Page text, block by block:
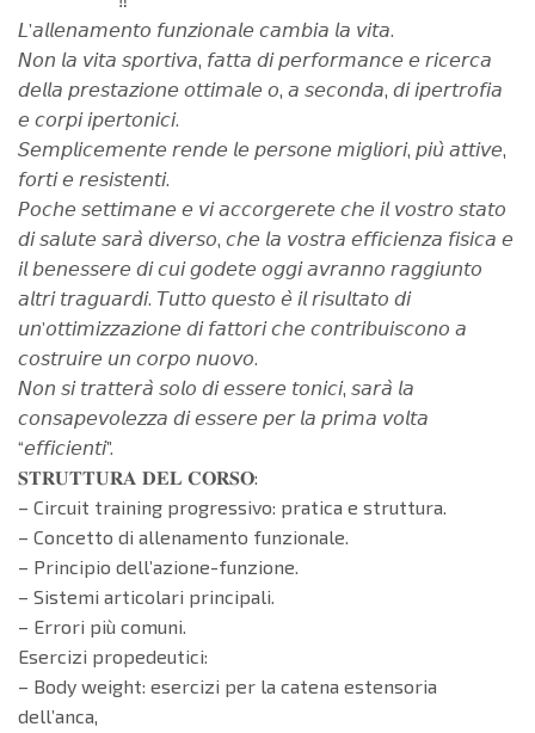
𝘓’𝘢𝘭𝘭𝘦𝘯𝘢𝘮𝘦𝘯𝘵𝘰 𝘧𝘶𝘯𝘻𝘪𝘰𝘯𝘢𝘭𝘦 𝘤𝘢𝘮𝘣𝘪𝘢 𝘭𝘢 𝘷𝘪𝘵𝘢.
𝘕𝘰𝘯 𝘭𝘢 𝘷𝘪𝘵𝘢 𝘴𝘱𝘰𝘳𝘵𝘪𝘷𝘢, 𝘧𝘢𝘵𝘵𝘢 𝘥𝘪 𝘱𝘦𝘳𝘧𝘰𝘳𝘮𝘢𝘯𝘤𝘦 𝘦 𝘳𝘪𝘤𝘦𝘳𝘤𝘢
𝘥𝘦𝘭𝘭𝘢 𝘱𝘳𝘦𝘴𝘵𝘢𝘻𝘪𝘰𝘯𝘦 𝘰𝘵𝘵𝘪𝘮𝘢𝘭𝘦 𝘰, 𝘢 𝘴𝘦𝘤𝘰𝘯𝘥𝘢, 𝘥𝘪 𝘪𝘱𝘦𝘳𝘵𝘳𝘰𝘧𝘪𝘢
𝘦 𝘤𝘰𝘳𝘱𝘪 𝘪𝘱𝘦𝘳𝘵𝘰𝘯𝘪𝘤𝘪.
𝘚𝘦𝘮𝘱𝘭𝘪𝘤𝘦𝘮𝘦𝘯𝘵𝘦 𝘳𝘦𝘯𝘥𝘦 𝘭𝘦 𝘱𝘦𝘳𝘴𝘰𝘯𝘦 𝘮𝘪𝘨𝘭𝘪𝘰𝘳𝘪, 𝘱𝘪𝘶̀ 𝘢𝘵𝘵𝘪𝘷𝘦,
𝘧𝘰𝘳𝘵𝘪 𝘦 𝘳𝘦𝘴𝘪𝘴𝘵𝘦𝘯𝘵𝘪.
𝘗𝘰𝘤𝘩𝘦 𝘴𝘦𝘵𝘵𝘪𝘮𝘢𝘯𝘦 𝘦 𝘷𝘪 𝘢𝘤𝘤𝘰𝘳𝘨𝘦𝘳𝘦𝘵𝘦 𝘤𝘩𝘦 𝘪𝘭 𝘷𝘰𝘴𝘵𝘳𝘰 𝘴𝘵𝘢𝘵𝘰
𝘥𝘪 𝘴𝘢𝘭𝘶𝘵𝘦 𝘴𝘢𝘳𝘢̀ 𝘥𝘪𝘷𝘦𝘳𝘴𝘰, 𝘤𝘩𝘦 𝘭𝘢 𝘷𝘰𝘴𝘵𝘳𝘢 𝘦𝘧𝘧𝘪𝘤𝘪𝘦𝘯𝘻𝘢 𝘧𝘪𝘴𝘪𝘤𝘢 𝘦
𝘪𝘭 𝘣𝘦𝘯𝘦𝘴𝘴𝘦𝘳𝘦 𝘥𝘪 𝘤𝘶𝘪 𝘨𝘰𝘥𝘦𝘵𝘦 𝘰𝘨𝘨𝘪 𝘢𝘷𝘳𝘢𝘯𝘯𝘰 𝘳𝘢𝘨𝘨𝘪𝘶𝘯𝘵𝘰
𝘢𝘭𝘵𝘳𝘪 𝘵𝘳𝘢𝘨𝘶𝘢𝘳𝘥𝘪. 𝘛𝘶𝘵𝘵𝘰 𝘲𝘶𝘦𝘴𝘵𝘰 𝘦̀ 𝘪𝘭 𝘳𝘪𝘴𝘶𝘭𝘵𝘢𝘵𝘰 𝘥𝘪
𝘶𝘯’𝘰𝘵𝘵𝘪𝘮𝘪𝘻𝘻𝘢𝘻𝘪𝘰𝘯𝘦 𝘥𝘪 𝘧𝘢𝘵𝘵𝘰𝘳𝘪 𝘤𝘩𝘦 𝘤𝘰𝘯𝘵𝘳𝘪𝘣𝘶𝘪𝘴𝘤𝘰𝘯𝘰 𝘢
𝘤𝘰𝘴𝘵𝘳𝘶𝘪𝘳𝘦 𝘶𝘯 𝘤𝘰𝘳𝘱𝘰 𝘯𝘶𝘰𝘷𝘰.
𝘕𝘰𝘯 𝘴𝘪 𝘵𝘳𝘢𝘵𝘵𝘦𝘳𝘢̀ 𝘴𝘰𝘭𝘰 𝘥𝘪 𝘦𝘴𝘴𝘦𝘳𝘦 𝘵𝘰𝘯𝘪𝘤𝘪, 𝘴𝘢𝘳𝘢̀ 𝘭𝘢
𝘤𝘰𝘯𝘴𝘢𝘱𝘦𝘷𝘰𝘭𝘦𝘻𝘻𝘢 𝘥𝘪 𝘦𝘴𝘴𝘦𝘳𝘦 𝘱𝘦𝘳 𝘭𝘢 𝘱𝘳𝘪𝘮𝘢 𝘷𝘰𝘭𝘵𝘢
“𝘦𝘧𝘧𝘪𝘤𝘪𝘦𝘯𝘵𝘪”.
𝐒𝐓𝐑𝐔𝐓𝐓𝐔𝐑𝐀 𝐃𝐄𝐋 𝐂𝐎𝐑𝐒𝐎:
– Circuit training progressivo: pratica e struttura.
– Concetto di allenamento funzionale.
– Principio dell’azione-funzione.
– Sistemi articolari principali.
– Errori più comuni.
Esercizi propedeutici:
– Body weight: esercizi per la catena estensoria
dell’anca,